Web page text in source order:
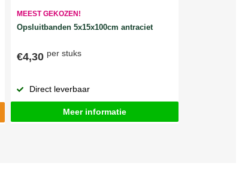
MEEST GEKOZEN!
Opsluitbanden 5x15x100cm antraciet
€4,30 per stuks
Direct leverbaar
Meer informatie